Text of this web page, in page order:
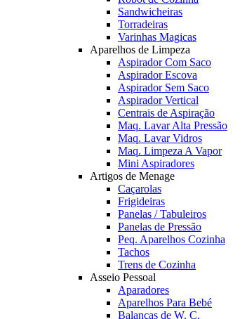
Sandwicheiras
Torradeiras
Varinhas Magicas
Aparelhos de Limpeza
Aspirador Com Saco
Aspirador Escova
Aspirador Sem Saco
Aspirador Vertical
Centrais de Aspiração
Maq. Lavar Alta Pressão
Maq. Lavar Vidros
Maq. Limpeza A Vapor
Mini Aspiradores
Artigos de Menage
Caçarolas
Frigideiras
Panelas / Tabuleiros
Panelas de Pressão
Peq. Aparelhos Cozinha
Tachos
Trens de Cozinha
Asseio Pessoal
Aparadores
Aparelhos Para Bebé
Balanças de W. C.